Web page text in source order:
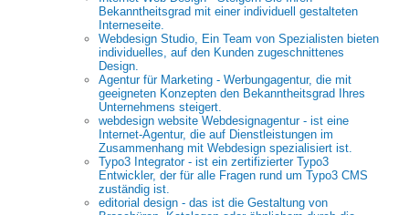
Bekanntheitsgrad mit einer individuell gestalteten
Interneseite.
Webdesign Studio, Ein Team von Spezialisten bieten
individuelles, auf den Kunden zugeschnittenes
Design.
Agentur für Marketing - Werbungagentur, die mit
geeigneten Konzepten den Bekanntheitsgrad Ihres
Unternehmens steigert.
webdesign website Webdesignagentur - ist eine
Internet-Agentur, die auf Dienstleistungen im
Zusammenhang mit Webdesign spezialisiert ist.
Typo3 Integrator - ist ein zertifizierter Typo3
Entwickler, der für alle Fragen rund um Typo3 CMS
zuständig ist.
editorial design - das ist die Gestaltung von